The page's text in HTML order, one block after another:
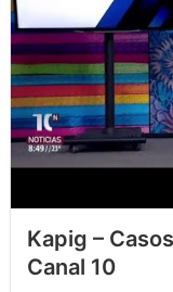
Kapig –
Canal 10